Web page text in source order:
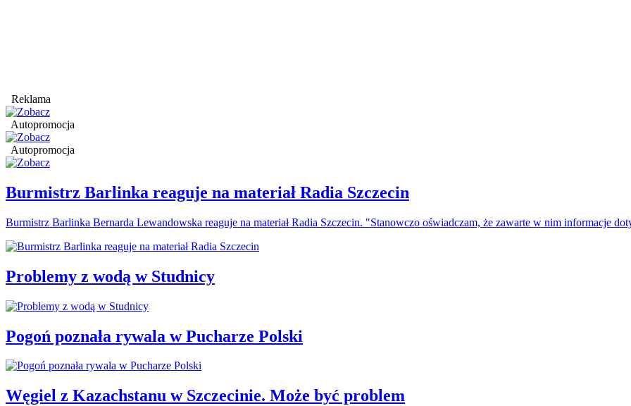
Reklama
Autopromocja
Autopromocja
Burmistrz Barlinka reaguje na materiał Radia Szczecin
Burmistrz Barlinka Bernarda Lewandowska reaguje na materiał Radia Szczecin. "Stanowczo oświadczam, że zawarte w nim informacje
Problemy z wodą w Studnicy
Pogoń poznała rywala w Pucharze Polski
Węgiel z Kazachstanu w Szczecinie. Może być problem